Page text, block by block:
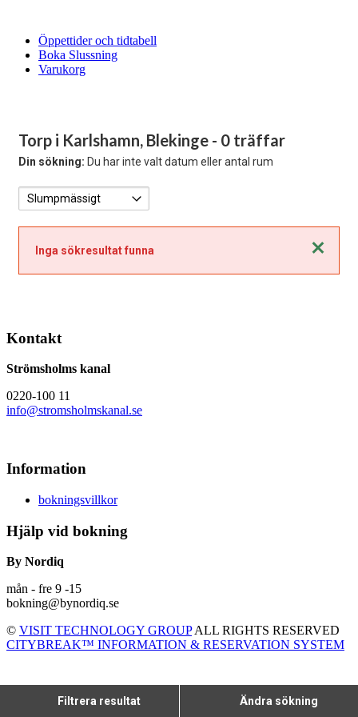
Öppettider och tidtabell
Boka Slussning
Varukorg
Torp i Karlshamn, Blekinge - 0 träffar
Din sökning: Du har inte valt datum eller antal rum
Stäng
Inga sökresultat funna
Filtrera resultat Ändra sökning
Kontakt
Strömsholms kanal
0220-100 11
info@stromsholmskanal.se
Information
bokningsvillkor
Hjälp vid bokning
By Nordiq
mån - fre 9 -15
bokning@bynordiq.se
© VISIT TECHNOLOGY GROUPALL RIGHTS RESERVED
CITYBREAK™ INFORMATION & RESERVATION SYSTEM